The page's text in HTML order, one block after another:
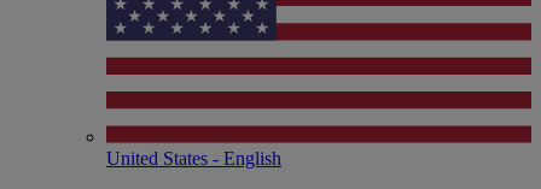
United States - English